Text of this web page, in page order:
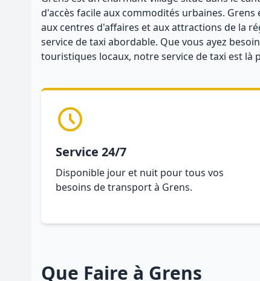
d'accès facile aux commodités urbaines.
aux centres d'affaires et aux attractions de la
service de taxi abordable. Que vous ayez
touristiques locaux, notre service de taxi est
Service 24/7
Disponible jour et nuit pour tous vos
besoins de transport à Grens.
Que Faire à Grens